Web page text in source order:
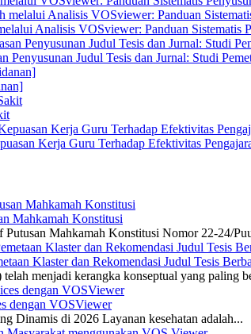
Analisis VOSviewer: Panduan Sistematis
Judul Tesis dan Jurnal: Studi
Kerja Guru Terhadap Efektivitas
Mahkamah Konstitusi
Mahkamah Konstitusi Nomor 22-24/
Klaster dan Rekomendasi Judul Tesis
menjadi kerangka konseptual yang paling
dengan VOSViewer
Dinamis di 2026 Layanan kesehatan adalah...